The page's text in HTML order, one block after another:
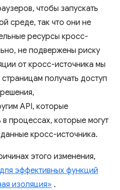
чтобы запускать
среде, так что они не
ресурсы кросс-
не подвержены риску
от кросс-источника мы
получать доступ
API, которые
процессах, которые могут
кросс-источника.
этого изменения,
эффективных функций
изоляция» .